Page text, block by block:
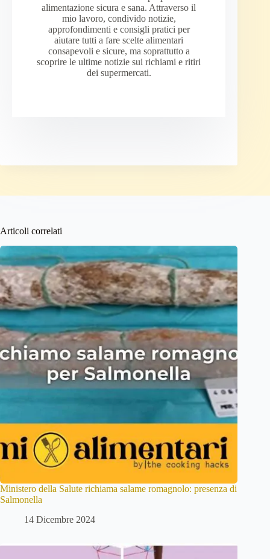
alimentazione sicura e sana. Attraverso il
mio lavoro, condivido notizie,
approfondimenti e consigli pratici per
aiutare tutti a fare scelte alimentari
consapevoli e sicure, ma soprattutto a
scoprire le ultime notizie sui richiami e ritiri
dei supermercati.
Articoli correlati
Ministero della Salute richiama salame romagnolo: presenza di
Salmonella
14 Dicembre 2024